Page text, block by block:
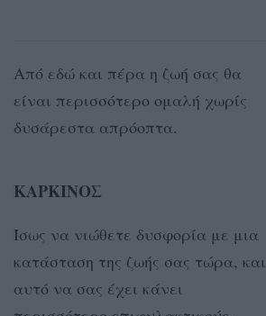
Από εδώ και πέρα η ζωή σας θα
είναι περισσότερο ομαλή χωρίς
δυσάρεστα απρόοπτα.
ΚΑΡΚΙΝΟΣ
Ίσως να νιώθετε δυσφορία με μια
κατάσταση της ζωής σας τώρα, και
αυτό να σας έχει κάνει